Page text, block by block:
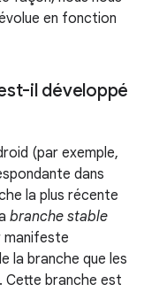
en fonction
il développé
(par exemple,
dans
la plus récente
branche stable
manifeste
la branche que les
Cette branche est